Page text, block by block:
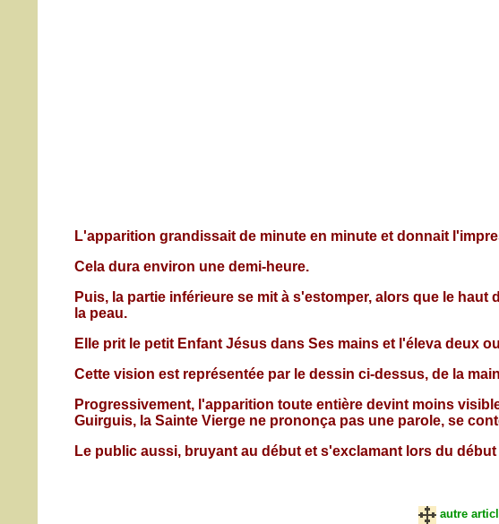
L'apparition grandissait de minute en minute et donnait
Cela dura environ une demi-heure.
Puis, la partie inférieure se mit à s'estomper, alors que le
la peau.
Elle prit le petit Enfant Jésus dans Ses mains et l'éleva deux
Cette vision est représentée par le dessin ci-dessus, de la
Progressivement, l'apparition toute entière devint moins
Guirguis, la Sainte Vierge ne prononça pas une parole, se
Le public aussi, bruyant au début et s'exclamant lors du
autre